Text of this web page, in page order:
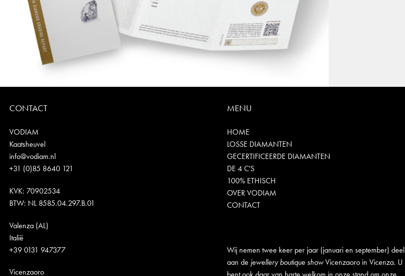
CONTACT
VODIAM
Kaatsheuvel
info@vodiam.nl
+31 (0)85 8640 121
KVK: 70902534
BTW: NL 8585.04.297.B.01
Valenza (AL)
Italië
+39 0131 947377
Vicenzaoro
MENU
HOME
LOSSE DIAMANTEN
GECERTIFICEERDE DIAMANTEN
DE 4 C'S
100% ETHISCH
OVER VODIAM
CONTACT
Wij nemen twee keer per jaar (januari en september) deel
aan de jewellery boutique showVicenzaoro in Vicenza. U